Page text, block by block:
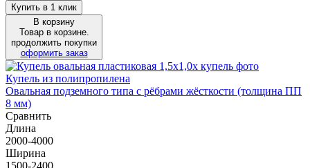
Купить в 1 клик
В корзину
Товар в корзине.
продолжить покупки
оформить заказ
Купель из полипропилена
Овальная подземного типа с рёбрами жёсткости (толщина ПП
8 мм)
Сравнить
Длина
2000-4000
Ширина
1500-2400